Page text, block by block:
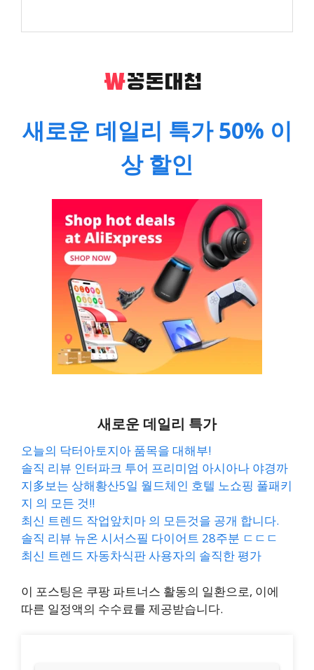
새로운 데일리 특가 50% 이
상 할인
새로운 데일리 특가
오늘의 닥터아토지아 품목을 대해부!
솔직 리뷰 인터파크 투어 프리미엄 아시아나 야경까
지多보는 상해황산5일 월드체인 호텔 노쇼핑 풀패키
지 의 모든 것!!
최신 트렌드 작업앞치마 의 모든것을 공개 합니다.
솔직 리뷰 뉴온 시서스필 다이어트 28주분 ㄷㄷㄷ
최신 트렌드 자동차식판 사용자의 솔직한 평가
이 포스팅은 쿠팡 파트너스 활동의 일환으로, 이에
따른 일정액의 수수료를 제공받습니다.